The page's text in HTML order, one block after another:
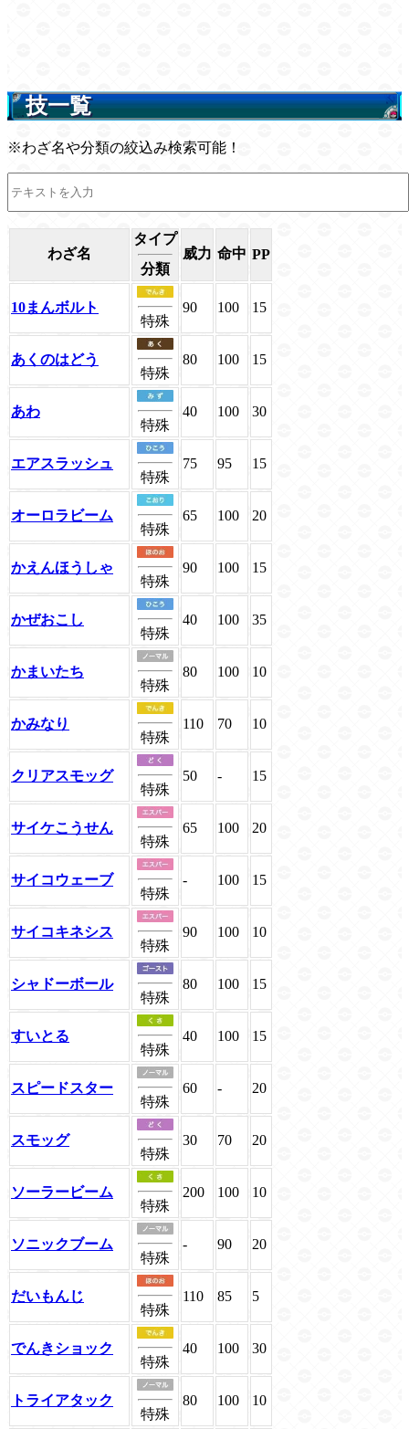
技一覧
※わざ名や分類の絞込み検索可能！
わざ名
タイプ
分類
威力 命中 PP
10まんボルト
特殊
90 100 15
あくのはどう
特殊
80 100 15
あわ
特殊
40 100 30
エアスラッシュ
特殊
75 95 15
オーロラビーム
特殊
65 100 20
かえんほうしゃ
特殊
90 100 15
かぜおこし
特殊
40 100 35
かまいたち
特殊
80 100 10
かみなり
特殊
110 70 10
クリアスモッグ
特殊
50 - 15
サイケこうせん
特殊
65 100 20
サイコウェーブ
特殊
- 100 15
サイコキネシス
特殊
90 100 10
シャドーボール
特殊
80 100 15
すいとる
特殊
40 100 15
スピードスター
特殊
60 - 20
スモッグ
特殊
30 70 20
ソーラービーム
特殊
200 100 10
ソニックブーム
特殊
- 90 20
だいもんじ
特殊
110 85 5
でんきショック
特殊
40 100 30
トライアタック
特殊
80 100 10